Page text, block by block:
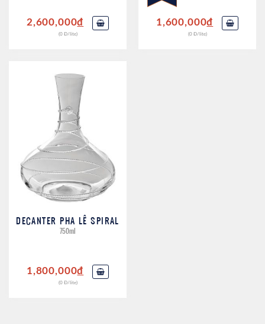
2,600,000đ
(0 Đ/lite)
1,600,000đ
(0 Đ/lite)
DECANTER PHA LÊ SPIRAL
750ml
1,800,000đ
(0 Đ/lite)